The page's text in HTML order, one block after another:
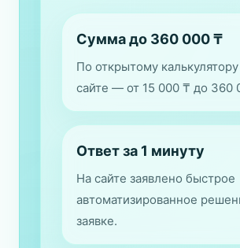
Сумма до 360 000 ₸
По открытому
сайте — от 15 000 ₸ до 360
Ответ за 1 минуту
На сайте заявлено быстрое
автоматизированное
заявке.